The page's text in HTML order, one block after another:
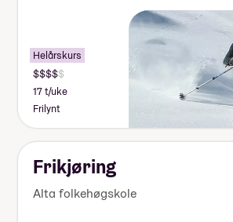
Helårskurs
17 t/uke
Frilynt
Frikjøring
Alta folkehøgskole